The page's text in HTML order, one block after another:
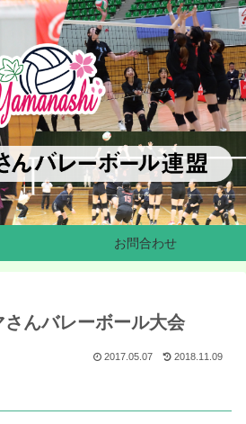
お問合わせ
んバレーボール大会
2017.05.07 2018.11.09